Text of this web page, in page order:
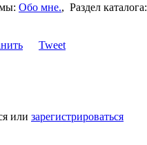
Обо мне., Раздел каталога:
Tweet
или зарегистрироваться